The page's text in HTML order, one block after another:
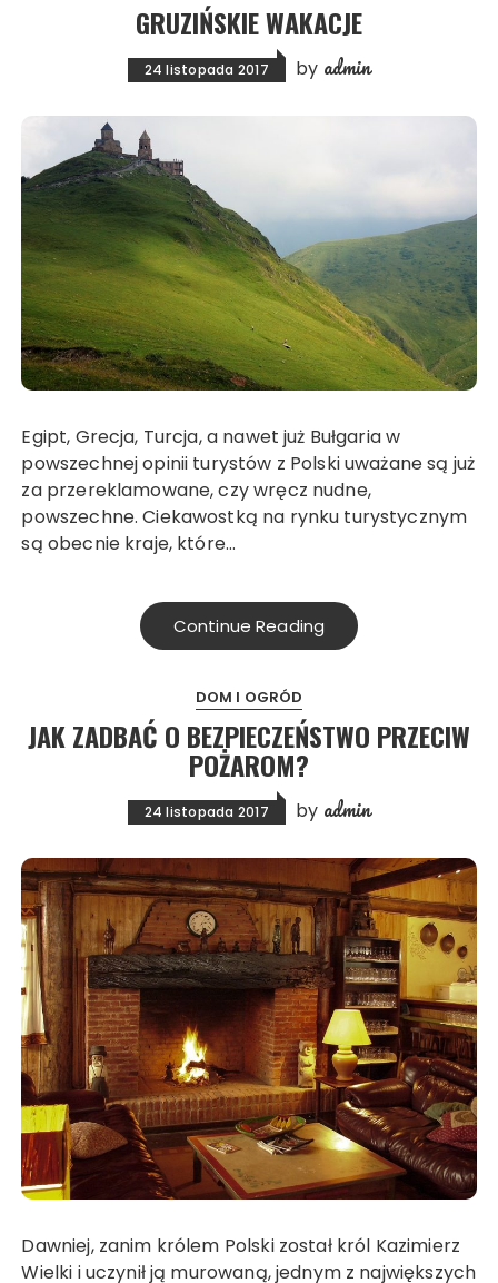
GRUZIŃSKIE WAKACJE
24 listopada 2017 by admin
Egipt, Grecja, Turcja, a nawet już Bułgaria w
powszechnej opinii turystów z Polski uważane są już
za przereklamowane, czy wręcz nudne,
powszechne. Ciekawostką na rynku turystycznym
są obecnie kraje, które…
Continue Reading
DOM I OGRÓD
JAK ZADBAĆ O BEZPIECZEŃSTWO PRZECIW
POŻAROM?
24 listopada 2017 by admin
Dawniej, zanim królem Polski został król Kazimierz
Wielki i uczynił ją murowaną, jednym z największych